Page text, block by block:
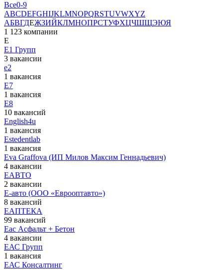
Все0-9
ABCDEFGHIJKLMNOPQRSTUVWXYZ
АБВГДЕЖЗИЙКЛМНОПРСТУФХЦЧШЩЭЮЯ
1 123 компании
Е
Е1 Групп
3 вакансии
е2
1 вакансия
Е7
1 вакансия
Е8
10 вакансий
Еnglish4u
1 вакансия
Еstedentlab
1 вакансия
Еva Graffova (ИП Милов Максим Геннадьевич)
4 вакансии
ЕАВТО
2 вакансии
Е-авто (ООО «Еврооптавто»)
8 вакансий
ЕАПТЕКА
99 вакансий
Еас Асфальт + Бетон
4 вакансии
ЕАС Групп
1 вакансия
ЕАС Консалтинг